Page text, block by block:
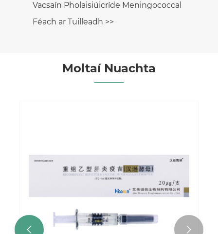
Vacsaín Pholaisiúicríde Meningococcal
Féach ar Tuilleadh >>
Moltaí Nuachta
 